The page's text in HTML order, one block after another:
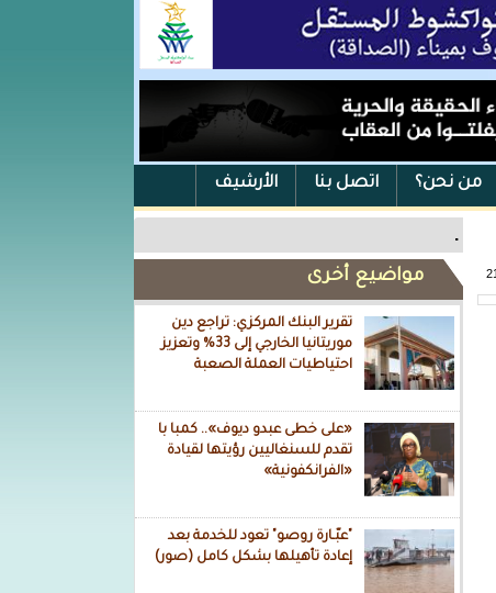
من نحن؟ اتصل بنا الأرشيف
.
مواضيع أخرى
تقرير البنك المركزي: تراجع دين
موريتانيا الخارجي إلى 33% وتعزيز
احتياطيات العملة الصعبة
«على خطى عبدو ديوف».. كمبا با
تقدم للسنغاليين رؤيتها لقيادة
«الفرانكفونية»
"عبّـارة روصو" تعود للخدمة بعد
إعادة تأهيلها بشكل كامل (صور)